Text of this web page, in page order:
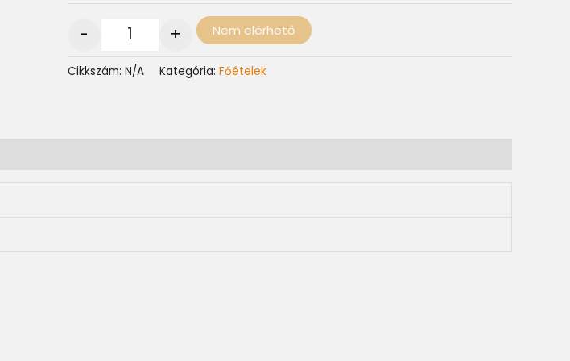
- + Nem elérhető
Cikkszám: N/A Kategória: Főételek